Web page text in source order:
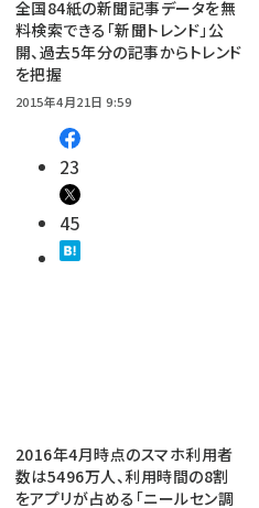
全国84紙の新聞記事データを無
料検索できる「新聞トレンド」公
開、過去5年分の記事からトレンド
を把握
2015年4月21日 9:59
23
45
2016年4月時点のスマホ利用者
数は5496万人、利用時間の8割
をアプリが占める「ニールセン調